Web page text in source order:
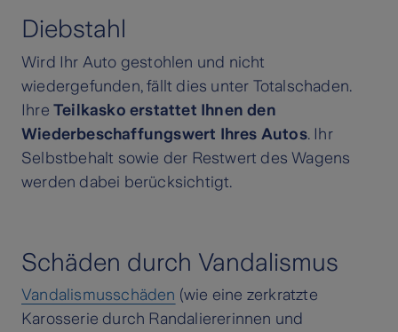
Diebstahl
Wird Ihr Auto gestohlen und nicht
wiedergefunden, fällt dies unter Totalschaden.
Ihre Teilkasko erstattet Ihnen den
Wiederbeschaffungswert Ihres Autos. Ihr
Selbstbehalt sowie der Restwert des Wagens
werden dabei berücksichtigt.
Schäden durch Vandalismus
Vandalismusschäden (wie eine zerkratzte
Karosserie durch Randaliererinnen und